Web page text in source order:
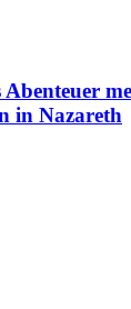
Abenteuer
in Nazareth